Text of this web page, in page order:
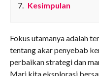
Kesimpulan
Fokus utamanya adalah
tentang akar penyebab
perbaikan strategi dan
Mari kita eksplorasi